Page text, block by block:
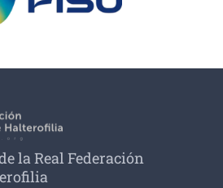
la Real Federación